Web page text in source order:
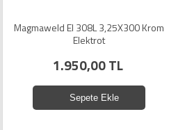
Magmaweld EI 308L 3,25X300 Krom
Elektrot
1.950,00 TL
Sepete Ekle